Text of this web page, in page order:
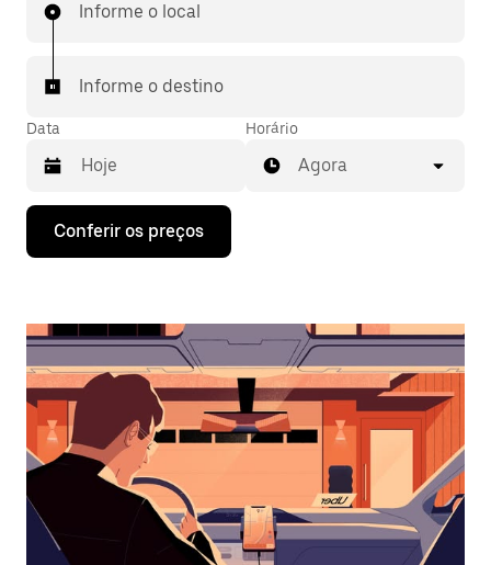
Informe o local
Informe o destino
Data
Pressione
seta
interagir
o
calendário
selecionar
uma
data.
Pressione
a
tecla
“ESC”
Horário
Agora
Conferir os preços